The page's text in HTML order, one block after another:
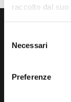
raccolto dal
delNecessari
Preferenze